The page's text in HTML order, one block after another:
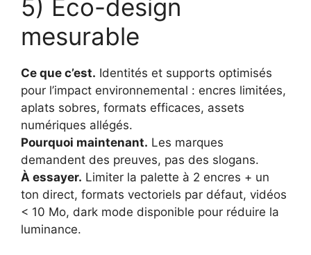
5) Éco-design
mesurable
Ce que c’est. Identités et supports optimisés
pour l’impact environnemental : encres limitées,
aplats sobres, formats efficaces, assets
numériques allégés.
Pourquoi maintenant. Les marques
demandent des preuves, pas des slogans.
À essayer. Limiter la palette à 2 encres + un
ton direct, formats vectoriels par défaut, vidéos
< 10 Mo, dark mode disponible pour réduire la
luminance.